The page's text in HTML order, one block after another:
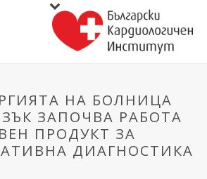
НА БОЛНИЦА
ЗАПОЧВА РАБОТА
ПРОДУКТ ЗА
ДИАГНОСТИКА